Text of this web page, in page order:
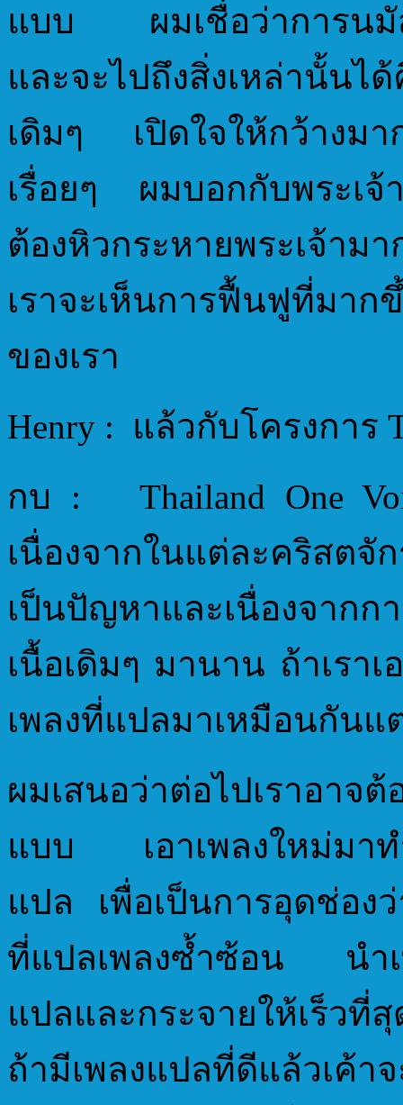
แบบ ผมเชื่อว่าการนมัส
และจะไปถึงสิ่งเหล่านั้นไ
เดิมๆ เปิดใจให้กว้างม
เรื่อยๆ ผมบอกกับพระเจ้
ต้องหิวกระหายพระเจ้า
เราจะเห็นการฟื้นฟูที่มา
ของเรา
Henry : แล้วกับโครงการ
กบ : Thailand One
เนื่องจากในแต่ละคริสตจั
เป็นปัญหาและเนื่องจากก
เนื้อเดิมๆ มานาน ถ้าเรา
เพลงที่แปลมาเหมือนกันแ
ผมเสนอว่าต่อไปเราอาจต้
แบบ เอาเพลงใหม่มาท
แปล เพื่อเป็นการอุดช่อง
ที่แปลเพลงซ้ำซ้อน นำเ
แปลและกระจายให้เร็ว
ถ้ามีเพลงแปลที่ดีแล้วเค้า